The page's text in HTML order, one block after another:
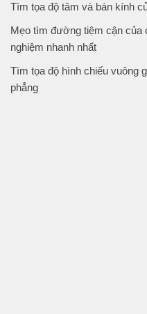
Tìm tọa độ tâm và bán kính
Mẹo tìm đường tiệm cận của
nghiệm nhanh nhất
Tìm tọa độ hình chiếu vuông
phẳng